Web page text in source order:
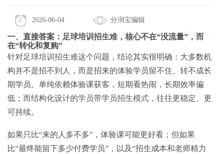
2026-06-04 分润宝编辑
一、直接答案： 足球培训招生难，核心不在“没流量”，而
在“转化和复购”
针对足球培训招生难这个问题，结论其实很明确：大多数机
构并不是招不到人，而是招来的体验学员留不住、转不成长
期学员。单纯依赖体验课获客，短期看热闹，长期效率偏
低；而结构化设计的学员带学员招生模式 ，往往更稳定、更
可持续。
如果只比“来的人多不多”，体验课可能更好看；但如果
比“最终能留下多少付费学员”，以及“招生成本和老师精力